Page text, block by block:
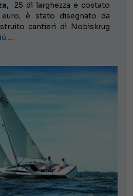
25 di larghezza e costato
è stato disegnato da
cantieri di Nobiskrug
…